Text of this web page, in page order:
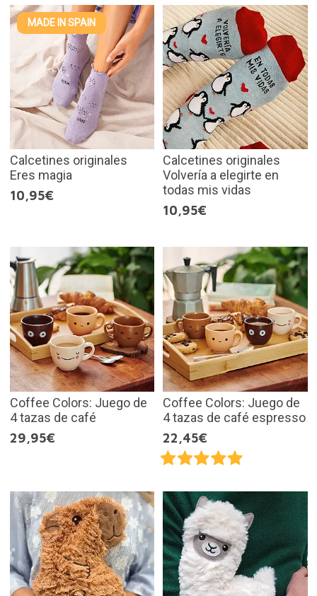
MADE IN SPAIN
Calcetines originales
Eres magia
10,95€
Calcetines originales
Volvería a elegirte en
todas mis vidas
10,95€
Coffee Colors: Juego de
4 tazas de café
29,95€
Coffee Colors: Juego de
4 tazas de café espresso
22,45€